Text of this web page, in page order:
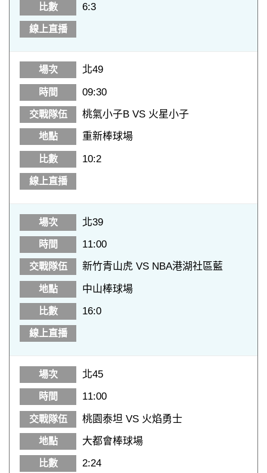
6:3
北49
09:30
桃氣小子B VS 火星小子
重新棒球場
10:2
北39
11:00
新竹青山虎 VS NBA港湖社區藍
中山棒球場
16:0
北45
11:00
桃園泰坦 VS 火焰勇士
大都會棒球場
2:24